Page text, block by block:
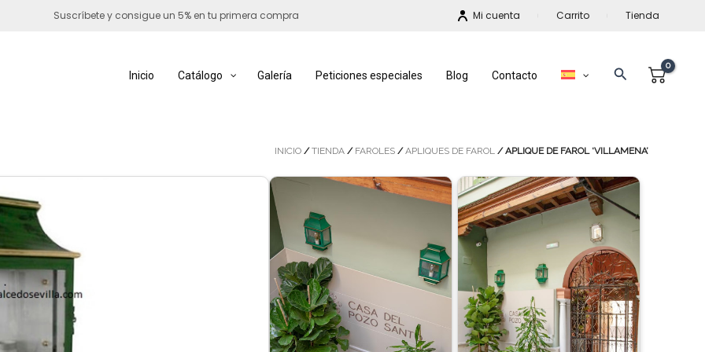
Suscríbete y consigue un 5% en tu primera compra Mi cuenta Carrito Tienda
Inicio Catálogo Galería Peticiones especiales Blog Contacto Buscar
INICIO /TIENDA / FAROLES /APLIQUES DE FAROL / APLIQUE DE FAROL ‘VILLAMENA’